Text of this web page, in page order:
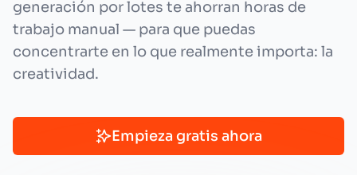
generación por lotes te ahorran horas de
trabajo manual — para que puedas
concentrarte en lo que realmente importa: la
creatividad.
Empieza gratis ahora